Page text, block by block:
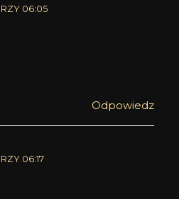
06:05
Odpowiedz
06:17